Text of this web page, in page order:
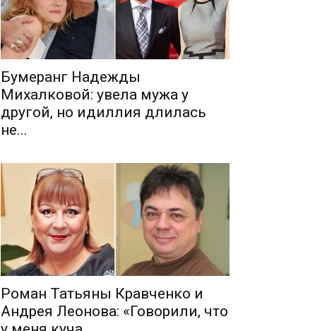
Бумеранг Надежды
Михалковой: увела мужа у
другой, но идиллия длилась
не...
Роман Татьяны Кравченко и
Андрея Леонова: «Говорили, что